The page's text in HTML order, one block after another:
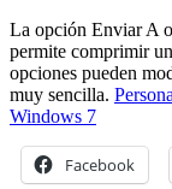
La opción Enviar A
permite comprimir
opciones pueden
muy sencilla.
Windows 7
Facebook